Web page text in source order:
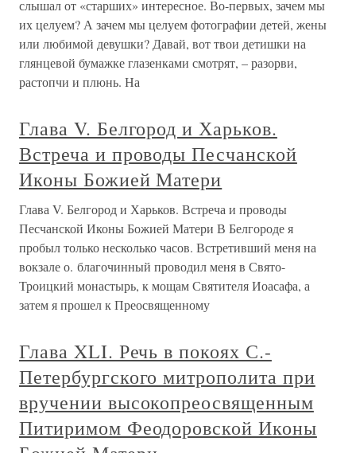
слышал от «старших» интересное. Во-первых, зачем мы
их целуем? А зачем мы целуем фотографии детей, жены
или любимой девушки? Давай, вот твои детишки на
глянцевой бумажке глазенками смотрят, – разорви,
растопчи и плюнь. На
Глава V. Белгород и Харьков.
Встреча и проводы Песчанской
Иконы Божией Матери
Глава V. Белгород и Харьков. Встреча и проводы
Песчанской Иконы Божией Матери В Белгороде я
пробыл только несколько часов. Встретивший меня на
вокзале о. благочинный проводил меня в Свято-
Троицкий монастырь, к мощам Святителя Иоасафа, а
затем я прошел к Преосвященному
Глава XLI. Речь в покоях С.-
Петербургского митрополита при
вручении высокопреосвященным
Питиримом Феодоровской Иконы